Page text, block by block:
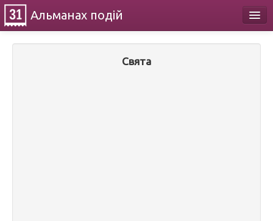
Альманах подій
Свята